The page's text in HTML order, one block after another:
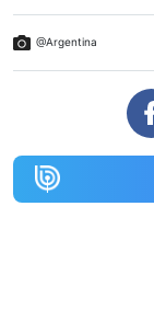
@Argentina